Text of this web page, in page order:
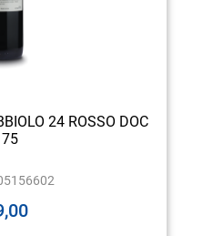
24 ROSSO DOC